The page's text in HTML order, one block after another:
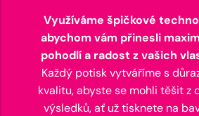
Využíváme špičkové
abychom vám přinesli
pohodlí a radost z vašich
Každý potisk vytváříme s
kvalitu, abyste se mohli těšit z
výsledků, ať už tisknete na